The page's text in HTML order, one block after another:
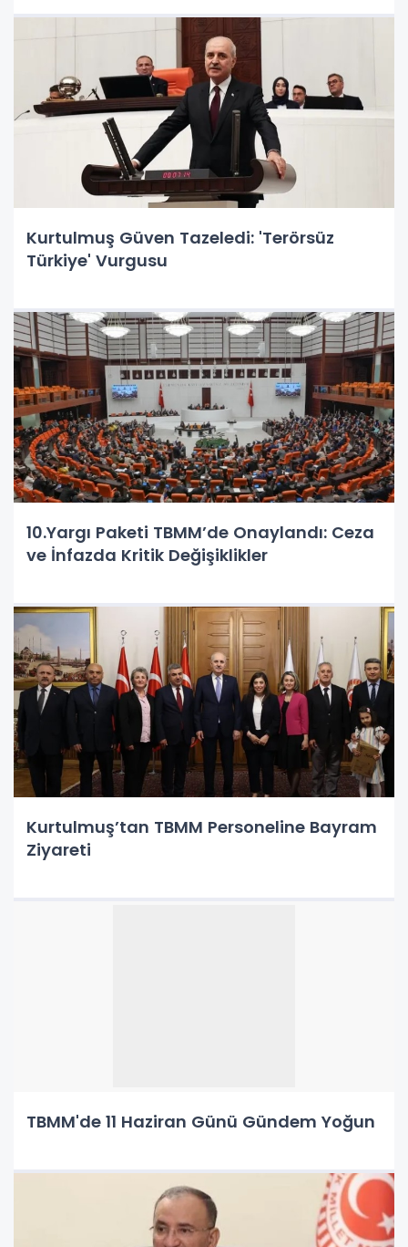
Kurtulmuş Güven Tazeledi: 'Terörsüz
Türkiye' Vurgusu
10.Yargı Paketi TBMM’de Onaylandı: Ceza
ve İnfazda Kritik Değişiklikler
Kurtulmuş’tan TBMM Personeline Bayram
Ziyareti
TBMM'de 11 Haziran Günü Gündem Yoğun